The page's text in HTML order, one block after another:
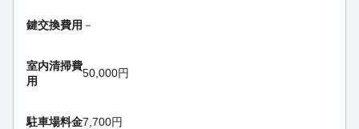
鍵交換費用 －
室内清掃費
用
50,000円
駐車場料金7,700円